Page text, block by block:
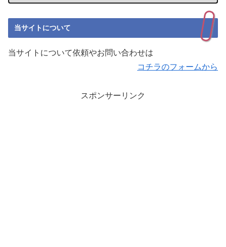
当サイトについて
当サイトについて依頼やお問い合わせは
コチラのフォームから
スポンサーリンク